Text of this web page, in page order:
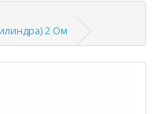
2 Ом